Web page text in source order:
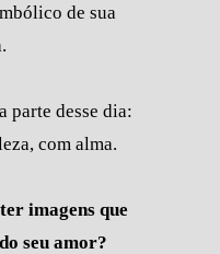
de sua
parte desse dia:
com alma.
imagens que
seu amor?